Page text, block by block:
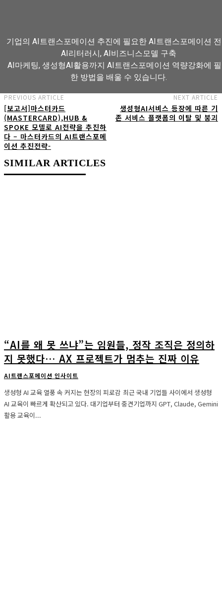
기업의 AI트랜스포메이션 추진에 필요한 AI트랜스포메이션
AI리터러시, AI비즈니스모델 구축
AI마케팅, 생성형AI활용까지 AI트랜스포메이션 역량강화에
한 방법을 배울 수 있습니다.
AI트랜스포메이션 아카데미 교육과정 보기
PREVIOUS ARTICLE
[보고서]마스터카드
(MASTERCARD),HUB &
SPOKE 모델로 AI전략을 추진하
다 – 마스터카드의 AI트랜스포메
이션 추진전략-
NEXT ARTICLE
생성형AI서비스 등장에 따른 기
존 서비스 플랫폼의 이탈 및 붕괴
SIMILAR ARTICLES
“AI를 왜 못 쓰냐”는 임원들, 정작 조직은 정의하
지 못했다… AX 프로젝트가 멈추는 진짜 이유
AI트랜스포메이션 인사이트
생성형 AI 교육 열풍 속 커지는 현장의 피로감 최근 국내 기업들 사이에서 생성형
AI 교육이 빠르게 확산되고 있다. 대기업부터 중견기업까지 GPT, Claude, Gemini
활용 교육이...